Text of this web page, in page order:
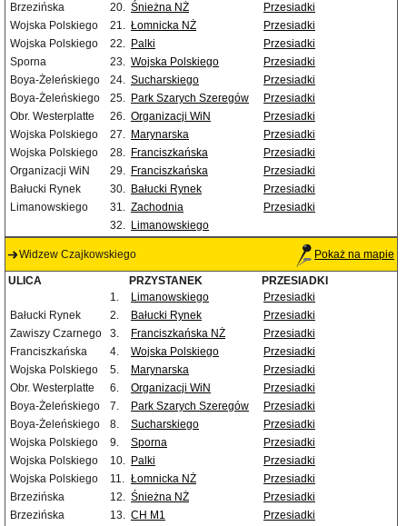
Brzezińska
20. Śnieżna NŻ
Przesiadki
Wojska Polskiego
21. Łomnicka NŻ
Przesiadki
Wojska Polskiego
22. Palki
Przesiadki
Sporna
23. Wojska Polskiego
Przesiadki
Boya-Żeleńskiego
24. Sucharskiego
Przesiadki
Boya-Żeleńskiego
25. Park Szarych Szeregów
Przesiadki
Obr. Westerplatte
26. Organizacji WiN
Przesiadki
Wojska Polskiego
27. Marynarska
Przesiadki
Wojska Polskiego
28. Franciszkańska
Przesiadki
Organizacji WiN
29. Franciszkańska
Przesiadki
Bałucki Rynek
30. Bałucki Rynek
Przesiadki
Limanowskiego
31. Zachodnia
Przesiadki
32. Limanowskiego
Widzew Czajkowskiego Pokaż na mapie
ULICA PRZYSTANEK
PRZESIADKI
1.
Limanowskiego
Przesiadki
Bałucki Rynek
2. Bałucki Rynek
Przesiadki
Zawiszy Czarnego
3. Franciszkańska NŻ
Przesiadki
Franciszkańska
4. Wojska Polskiego
Przesiadki
Wojska Polskiego
5. Marynarska
Przesiadki
Obr. Westerplatte
6. Organizacji WiN
Przesiadki
Boya-Żeleńskiego
7. Park Szarych Szeregów
Przesiadki
Boya-Żeleńskiego
8. Sucharskiego
Przesiadki
Wojska Polskiego
9. Sporna
Przesiadki
Wojska Polskiego
10. Palki
Przesiadki
Wojska Polskiego
11. Łomnicka NŻ
Przesiadki
Brzezińska
12. Śnieżna NŻ
Przesiadki
Brzezińska
13. CH M1
Przesiadki